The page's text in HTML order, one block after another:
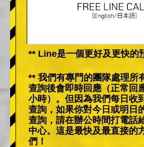
** Line是一個更好及更快的
** 我們有專門的團隊處理所
查詢後會即時回應（正常回
小時）。但因為我們每日收
查詢，如果你對今日或明日
查詢，請在辦公時間打電話
中心。這是最快及最直接的
們！